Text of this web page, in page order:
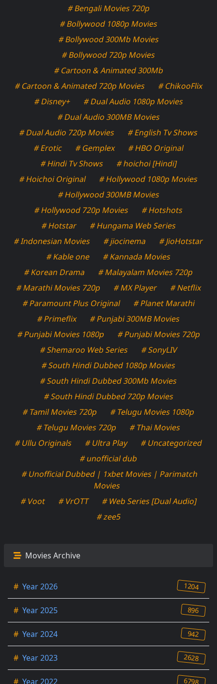
# Bengali Movies 720p
# Bollywood 1080p Movies
# Bollywood 300Mb Movies
# Bollywood 720p Movies
# Cartoon & Animated 300Mb
# Cartoon & Animated 720p Movies
# ChikooFlix
# Disney+
# Dual Audio 1080p Movies
# Dual Audio 300MB Movies
# Dual Audio 720p Movies
# English Tv Shows
# Erotic
# Gemplex
# HBO Original
# Hindi Tv Shows
# hoichoi [Hindi]
# Hoichoi Original
# Hollywood 1080p Movies
# Hollywood 300MB Movies
# Hollywood 720p Movies
# Hotshots
# Hotstar
# Hungama Web Series
# Indonesian Movies
# jiocinema
# JioHotstar
# Kable one
# Kannada Movies
# Korean Drama
# Malayalam Movies 720p
# Marathi Movies 720p
# MX Player
# Netflix
# Paramount Plus Original
# Planet Marathi
# Primeflix
# Punjabi 300MB Movies
# Punjabi Movies 1080p
# Punjabi Movies 720p
# Shemaroo Web Series
# SonyLIV
# South Hindi Dubbed 1080p Movies
# South Hindi Dubbed 300Mb Movies
# South Hindi Dubbed 720p Movies
# Tamil Movies 720p
# Telugu Movies 1080p
# Telugu Movies 720p
# Thai Movies
# Ullu Originals
# Ultra Play
# Uncategorized
# unofficial dub
# Unofficial Dubbed | 1xbet Movies | Parimatch
Movies
# Voot
# VrOTT
# Web Series [Dual Audio]
# zee5
Movies Archive
# Year 2026 1204
# Year 2025 896
# Year 2024 942
# Year 2023 2628
# Year 2022 6798